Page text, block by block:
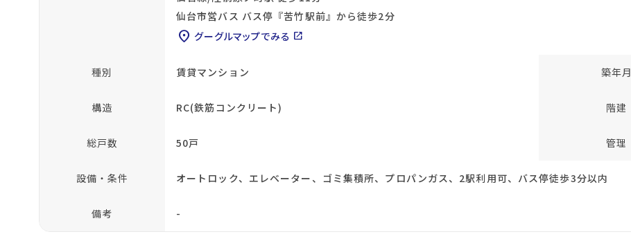
仙台市営バス バス停『苦竹駅前』から徒歩2分
location_on グーグルマップでみる open_in_new
種別 賃貸マンション 築年月
構造 RC(鉄筋コンクリート) 階建
総戸数 50戸 管理
設備・条件 オートロック、エレベーター、ゴミ集積所、プロパンガス、2駅利用可、バス停徒歩3分以内
備考 -